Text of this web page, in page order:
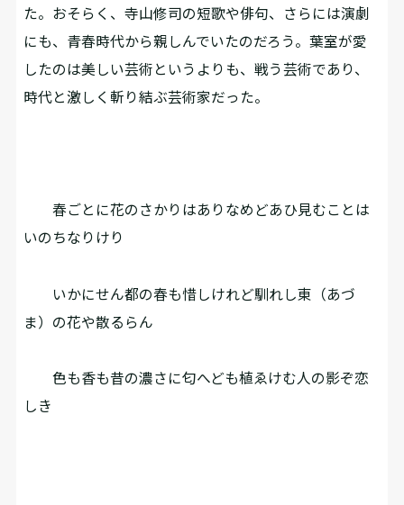
た。おそらく、寺山修司の短歌や俳句、さらには演劇
にも、青春時代から親しんでいたのだろう。葉室が愛
したのは美しい芸術というよりも、戦う芸術であり、
時代と激しく斬り結ぶ芸術家だった。
春ごとに花のさかりはありなめどあひ見むことは
いのちなりけり
いかにせん都の春も惜しけれど馴れし東（あづ
ま）の花や散るらん
色も香も昔の濃さに匂へども植ゑけむ人の影ぞ恋
しき